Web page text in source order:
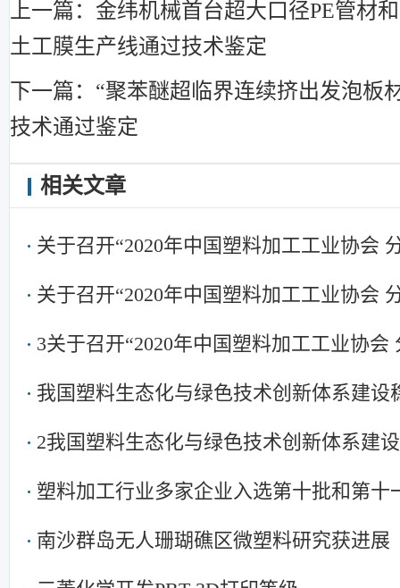
上一篇：金纬机械首台超大口径PE管材
土工膜生产线通过技术鉴定
下一篇：“聚苯醚超临界连续挤出发泡板
技术通过鉴定
相关文章
关于召开“2020年中国塑料加工工业协会
关于召开“2020年中国塑料加工工业协会
3关于召开“2020年中国塑料加工工业协
我国塑料生态化与绿色技术创新体系建设
2我国塑料生态化与绿色技术创新体系建
塑料加工行业多家企业入选第十批和第十
南》产品名单
南沙群岛无人珊瑚礁区微塑料研究获进展